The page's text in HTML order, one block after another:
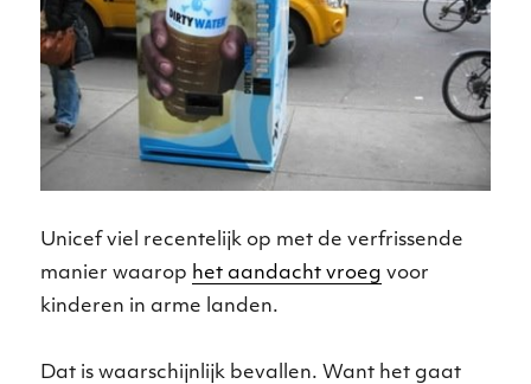
Unicef viel recentelijk op met de verfrissende
manier waarop het aandacht vroeg voor
kinderen in arme landen.
Dat is waarschijnlijk bevallen. Want het gaat